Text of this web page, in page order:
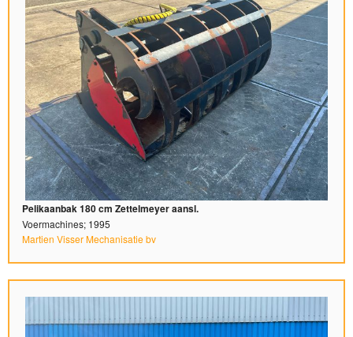
Pelikaanbak 180 cm Zettelmeyer aansl.
Voermachines; 1995
Martien Visser Mechanisatie bv